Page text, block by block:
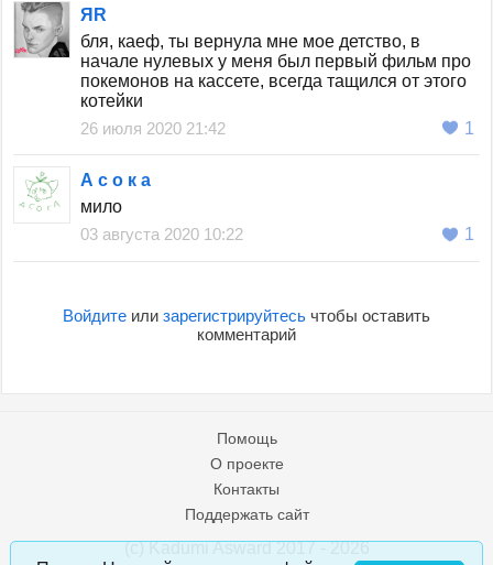
По-хорошему советуем вам сдаться.
И с Мяутом не ругаться!
ЯR
бля, каеф, ты вернула мне мое детство, в
начале нулевых у меня был первый фильм про
покемонов на кассете, всегда тащился от этого
котейки
26 июля 2020 21:42
1
А с о к а
мило
03 августа 2020 10:22
1
Войдитеили зарегистрируйтесьчтобы оставить
комментарий
(c) Kadumi Asward 2017 - 2026 :)
Помощь
О проекте
Контакты
Поддержать сайт